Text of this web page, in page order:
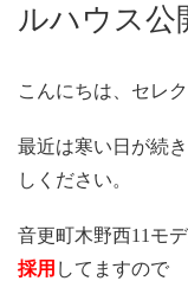
ルハウス公
こんにちは、セレ
最近は寒い日が続
しください。
音更町木野西11モ
採用 してますので